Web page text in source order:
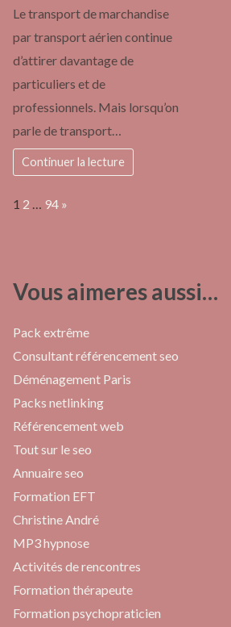
Le transport de marchandise
par transport aérien continue
d’attirer davantage de
particuliers et de
professionnels. Mais lorsqu’on
parle de transport…
Continuer la lecture
Page:
1 2 … 94 Next
»
Vous aimeres aussi…
Pack extrême
Consultant référencement seo
Déménagement Paris
Packs netlinking
Référencement web
Tout sur le seo
Annuaire seo
Formation EFT
Christine André
MP3 hypnose
Activités de rencontres
Formation thérapeute
Formation psychopraticien